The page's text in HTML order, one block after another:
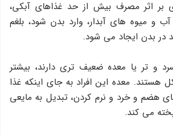
بر اثر مصرف بیش از حد غذاهای آبکی،
آب و میوه های آبدار، وارد بدن شود، بلغم
در بدن ایجاد می شود.
و تر یا معده ضعیف تری دارند، بیشتر
هستند. معده این افراد به جای اینکه غذا
هضم و خرد و نرم کردن، تبدیل به مایعی
می کند.